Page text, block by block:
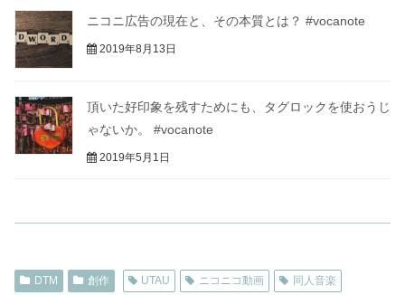
ニコニ広告の現在と、その本質とは？ #vocanote
2019年8月13日
頂いた好印象を残すためにも、タグロックを使おうじ
ゃないか。 #vocanote
2019年5月1日
DTM 創作 UTAU ニコニコ動画
同人音楽